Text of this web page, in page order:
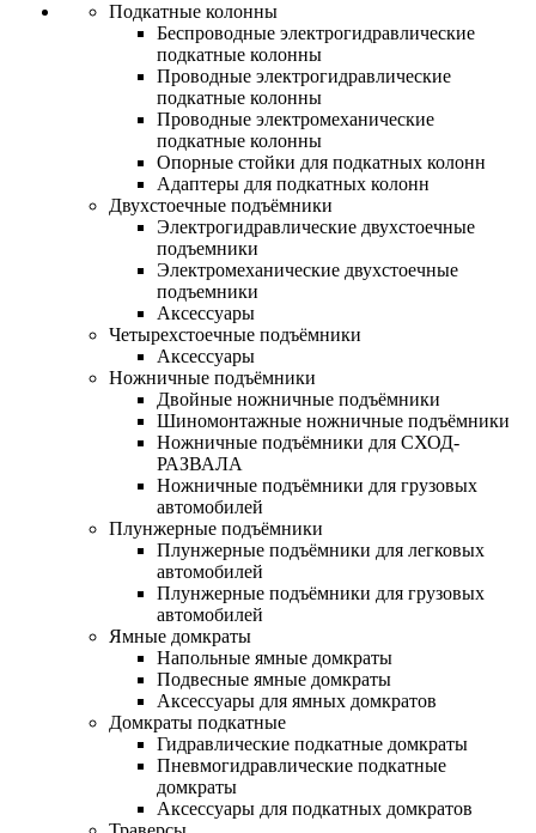
Подкатные колонны
Беспроводные электрогидравлические
подкатные колонны
Проводные электрогидравлические
подкатные колонны
Проводные электромеханические
подкатные колонны
Опорные стойки для подкатных колонн
Адаптеры для подкатных колонн
Двухстоечные подъёмники
Электрогидравлические двухстоечные
подъемники
Электромеханические двухстоечные
подъемники
Аксессуары
Четырехстоечные подъёмники
Аксессуары
Ножничные подъёмники
Двойные ножничные подъёмники
Шиномонтажные ножничные подъёмники
Ножничные подъёмники для СХОД-
РАЗВАЛА
Ножничные подъёмники для грузовых
автомобилей
Плунжерные подъёмники
Плунжерные подъёмники для легковых
автомобилей
Плунжерные подъёмники для грузовых
автомобилей
Ямные домкраты
Напольные ямные домкраты
Подвесные ямные домкраты
Аксессуары для ямных домкратов
Домкраты подкатные
Гидравлические подкатные домкраты
Пневмогидравлические подкатные
домкраты
Аксессуары для подкатных домкратов